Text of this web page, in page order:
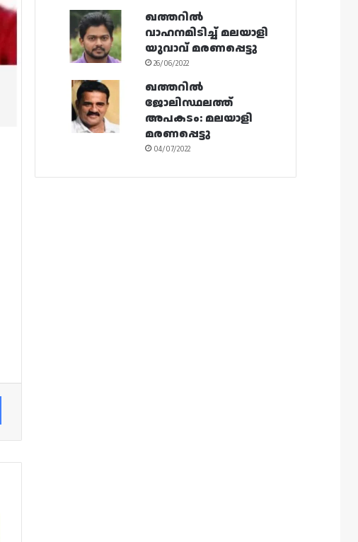
Facebook
ഖത്തറിൽ
വാഹനമിടിച്ച് മലയാളി
യുവാവ് മരണപ്പെട്ടു
26/06/2022
ഖത്തറിൽ
ജോലിസ്ഥലത്ത്
അപകടം: മലയാളി
മരണപ്പെട്ടു
04/07/2022